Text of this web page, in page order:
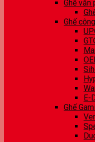
Ghế văn
Ghế
E-
Ghế